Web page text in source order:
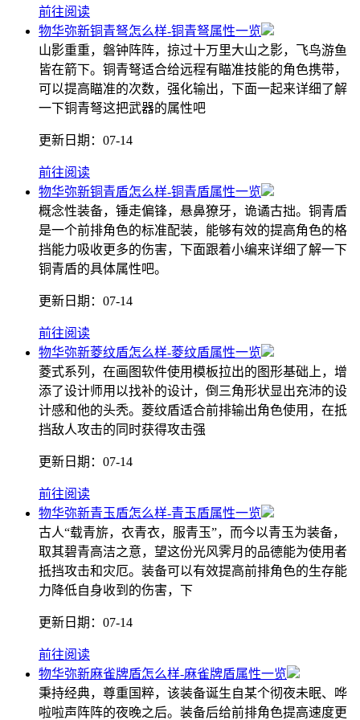
前往阅读
物华弥新铜青弩怎么样-铜青弩属性一览
山影重重，磐钟阵阵，掠过十万里大山之影，飞鸟游鱼
皆在箭下。铜青弩适合给远程有瞄准技能的角色携带，
可以提高瞄准的次数，强化输出，下面一起来详细了解
一下铜青弩这把武器的属性吧
更新日期： 07-14
前往阅读
物华弥新铜青盾怎么样-铜青盾属性一览
概念性装备，锤走偏锋，悬鼻獠牙，诡谲古拙。铜青盾
是一个前排角色的标准配装，能够有效的提高角色的格
挡能力吸收更多的伤害，下面跟着小编来详细了解一下
铜青盾的具体属性吧。
更新日期： 07-14
前往阅读
物华弥新菱纹盾怎么样-菱纹盾属性一览
菱式系列，在画图软件使用模板拉出的图形基础上，增
添了设计师用以找补的设计，倒三角形状显出充沛的设
计感和他的头秃。菱纹盾适合前排输出角色使用，在抵
挡敌人攻击的同时获得攻击强
更新日期： 07-14
前往阅读
物华弥新青玉盾怎么样-青玉盾属性一览
古人“载青旂，衣青衣，服青玉”，而今以青玉为装备，
取其碧青高洁之意，望这份光风霁月的品德能为使用者
抵挡攻击和灾厄。装备可以有效提高前排角色的生存能
力降低自身收到的伤害，下
更新日期： 07-14
前往阅读
物华弥新麻雀牌盾怎么样-麻雀牌盾属性一览
秉持经典，尊重国粹，该装备诞生自某个彻夜未眠、哗
啦啦声阵阵的夜晚之后。装备后给前排角色提高速度更